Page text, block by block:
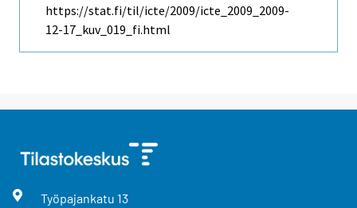
https://stat.fi/til/icte/2009/icte_2009_2009-
12-17_kuv_019_fi.html
Työpajankatu 13